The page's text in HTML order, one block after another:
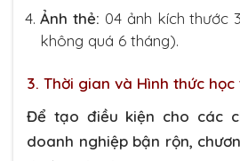
Ảnh thẻ: 04 ảnh kích thước
không quá 6 tháng).
3. Thời gian và Hình thức học
Để tạo điều kiện cho các
doanh nghiệp bận rộn,